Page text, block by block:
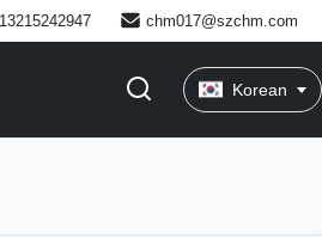
chm017@szchm.com
Korean